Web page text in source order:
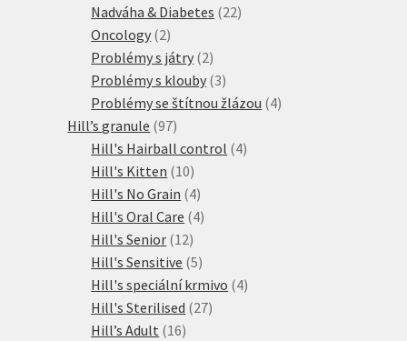
produktů
Nadváha & Diabetes 2222
Oncology 22
produkty
Problémy s játry 22
produkty
Problémy s klouby 33
produkty
Problémy se štítnou žlázou 44
Hill’s granule 9797
produktů
Hill's Hairball control 44
Hill's Kitten 1010
produktů
Hill's No Grain 44
produkty
Hill's Oral Care 44
Hill's Senior 1212
produktů
Hill's Sensitive 55
produktů
Hill's speciální krmivo 44
Hill's Sterilised 2727
Hill’s Adult 1616